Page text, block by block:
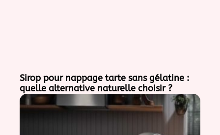
Sirop pour nappage tarte sans gélatine :
quelle alternative naturelle choisir ?